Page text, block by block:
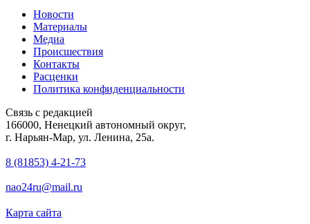
Новости
Материалы
Медиа
Происшествия
Контакты
Расценки
Политика конфиденциальности
Связь с редакцией
166000, Ненецкий автономный округ,
г. Нарьян-Мар, ул. Ленина, 25а.
8 (81853) 4-21-73
nao24ru@mail.ru
Карта сайта